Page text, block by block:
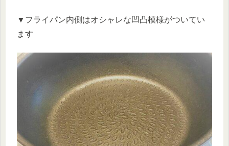
▼フライパン内側はオシャレな凹凸模様がついてい
ます